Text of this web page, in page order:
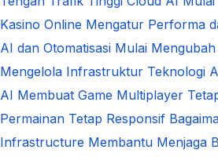
Kasino Online Mengatur Performa
AI dan Otomatisasi Mulai
Mengelola Infrastruktur Teknologi
AI Membuat Game Multiplayer
Permainan Tetap Responsif
Infrastructure Membantu Menjaga